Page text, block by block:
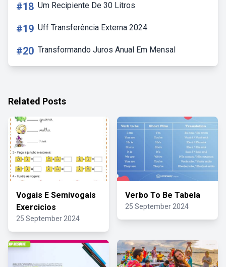
#18 Um Recipiente De 30 Litros
#19 Uff Transferência Externa 2024
#20 Transformando Juros Anual Em Mensal
Related Posts
Vogais E Semivogais
Exercicios
25 September 2024
Verbo To Be Tabela
25 September 2024